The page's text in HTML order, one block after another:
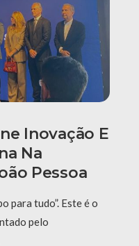
Inovação E
Na
Pessoa
para tudo”. Este é o
pelo